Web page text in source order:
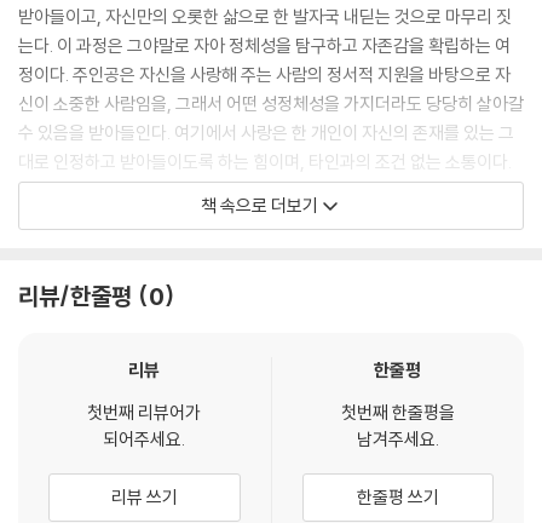
받아들이고, 자신만의 오롯한 삶으로 한 발자국 내딛는 것으로 마무리 짓
는다. 이 과정은 그야말로 자아 정체성을 탐구하고 자존감을 확립하는 여
정이다. 주인공은 자신을 사랑해 주는 사람의 정서적 지원을 바탕으로 자
신이 소중한 사람임을, 그래서 어떤 성정체성을 가지더라도 당당히 살아갈
수 있음을 받아들인다. 여기에서 사랑은 한 개인이 자신의 존재를 있는 그
대로 인정하고 받아들이도록 하는 힘이며, 타인과의 조건 없는 소통이다.
이를 통해 자신의 상처에 갇혀 있던 연약한 개인은 거친 사회 속으로 꿋꿋
이 걸어 나간다. 그러므로 박희정의 퀴어물은 성정체성 탐구를 통해 이루
자체로 충분히 완결된 서사를 담고 있다. 이유정은 새롭고 낯선 환경 속에
했으며, 과도한 경쟁 체제에서 내몰린 적들까지도 내면의 상처를 치유하며
서로 화해하며 신뢰 있는 인간관계를 구축할 수 있었다. 유성이 좋아했던
기희의 아픔을 공유하며 좋은 관계를 시작했고 배구부 주장 용이도 대책
없이 용이를 따라 다니는 정미와 연인 관계를 이룬다. 친밀한 인간관계라
책 속으로 더보기
리뷰/한줄평 0
리뷰
첫번째 리뷰어가
되어주세요.
리뷰 쓰기
한줄평
첫번째 한줄평을
남겨주세요.
한줄평 쓰기